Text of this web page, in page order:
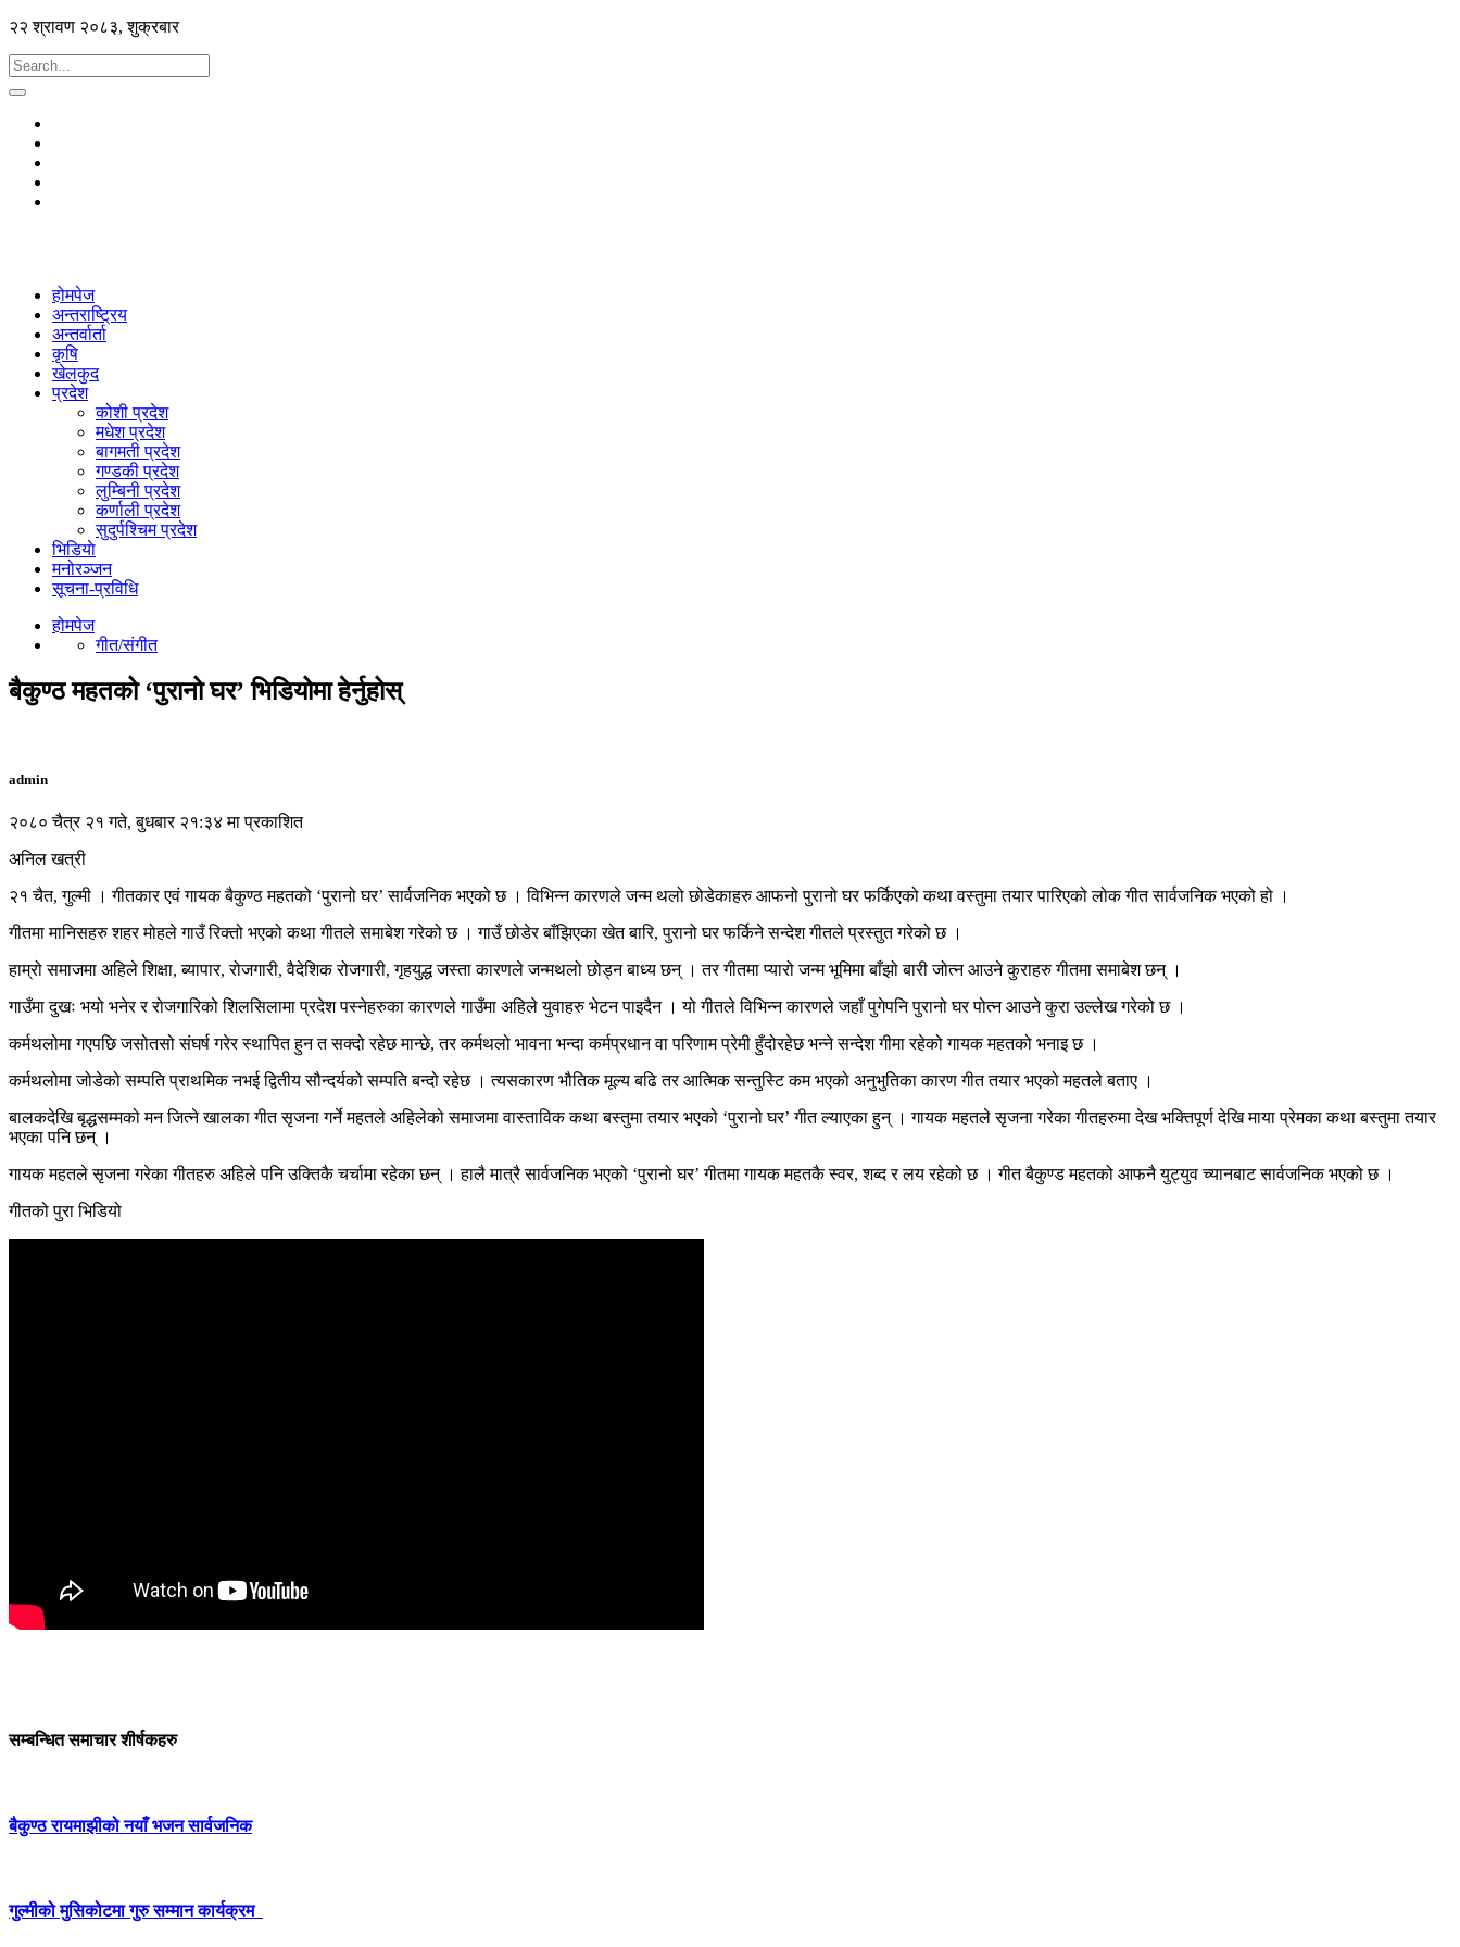
२२ श्रावण २०८३, शुक्रबार
होमपेज
अन्तराष्ट्रिय
अन्तर्वार्ता
कृषि
खेलकुद
प्रदेश
कोशी प्रदेश
मधेश प्रदेश
बागमती प्रदेश
गण्डकी प्रदेश
लुम्बिनी प्रदेश
कर्णाली प्रदेश
सुदुर्पश्चिम प्रदेश
भिडियाे
मनोरञ्जन
सूचना-प्रविधि
होमपेज
गीत/संगीत
बैकुण्ठ महतको ‘पुरानो घर’ भिडियोमा हेर्नुहोस्
admin
२०८० चैत्र २१ गते, बुधबार २१:३४ मा प्रकाशित
अनिल खत्री
२१ चैत, गुल्मी । गीतकार एवं गायक बैकुण्ठ महतको ‘पुरानो घर’ सार्वजनिक भएको छ । विभिन्न कारणले जन्म थलो छोडेकाहरु आफनो पुरानो घर फर्किएको कथा वस्तुमा तयार पारिएको लोक गीत सार्वजनिक भएको हो ।
गीतमा मानिसहरु शहर मोहले गाउँ रिक्तो भएको कथा गीतले समाबेश गरेको छ । गाउँ छोडेर बाँझिएका खेत बारि, पुरानो घर फर्किने सन्देश गीतले प्रस्तुत गरेको छ ।
हाम्रो समाजमा अहिले शिक्षा, ब्यापार, रोजगारी, वैदेशिक रोजगारी, गृहयुद्ध जस्ता कारणले जन्मथलो छोड्न बाध्य छन् । तर गीतमा प्यारो जन्म भूमिमा बाँझो बारी जोत्न आउने कुराहरु गीतमा समाबेश छन् ।
गाउँमा दुखः भयो भनेर र रोजगारिको शिलसिलामा प्रदेश पस्नेहरुका कारणले गाउँमा अहिले युवाहरु भेटन पाइदैन । यो गीतले विभिन्न कारणले जहाँ पुगेपनि पुरानो घर पोत्न आउने कुरा उल्लेख गरेको छ ।
कर्मथलोमा गएपछि जसोतसो संघर्ष गरेर स्थापित हुन त सक्दो रहेछ मान्छे, तर कर्मथलो भावना भन्दा कर्मप्रधान वा परिणाम प्रेमी हुँदोरहेछ भन्ने सन्देश गीमा रहेको गायक महतको भनाइ छ ।
कर्मथलोमा जोडेको सम्पति प्राथमिक नभई द्वितीय सौन्दर्यको सम्पति बन्दो रहेछ । त्यसकारण भौतिक मूल्य बढि तर आत्मिक सन्तुस्टि कम भएको अनुभुतिका कारण गीत तयार भएको महतले बताए ।
बालकदेखि बृद्धसम्मको मन जित्ने खालका गीत सृजना गर्ने महतले अहिलेको समाजमा वास्ताविक कथा बस्तुमा तयार भएको ‘पुरानो घर’ गीत ल्याएका हुन् । गायक महतले सृजना गरेका गीतहरुमा देख भक्तिपूर्ण देखि माया प्रेमका कथा बस्तुमा तयार
भएका पनि छन् ।
गायक महतले सृजना गरेका गीतहरु अहिले पनि उक्तिकै चर्चामा रहेका छन् । हालै मात्रै सार्वजनिक भएको ‘पुरानो घर’ गीतमा गायक महतकै स्वर, शब्द र लय रहेको छ । गीत बैकुण्ड महतको आफनै युट्युव च्यानबाट सार्वजनिक भएको छ ।
गीतको पुरा भिडियो
सम्बन्धित समाचार शीर्षकहरु
बैकुण्ठ रायमाझीको नयाँ भजन सार्वजनिक
गुल्मीको मुसिकोटमा गुरु सम्मान कार्यक्रम